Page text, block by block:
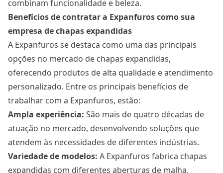
combinam funcionalidade e beleza.
Benefícios de contratar a Expanfuros como sua
empresa de chapas expandidas
A Expanfuros se destaca como uma das principais
opções no mercado de chapas expandidas,
oferecendo produtos de alta qualidade e atendimento
personalizado. Entre os principais benefícios de
trabalhar com a Expanfuros, estão:
Ampla experiência: São mais de quatro décadas de
atuação no mercado, desenvolvendo soluções que
atendem às necessidades de diferentes indústrias.
Variedade de modelos: A Expanfuros fabrica chapas
expandidas com diferentes aberturas de malha,